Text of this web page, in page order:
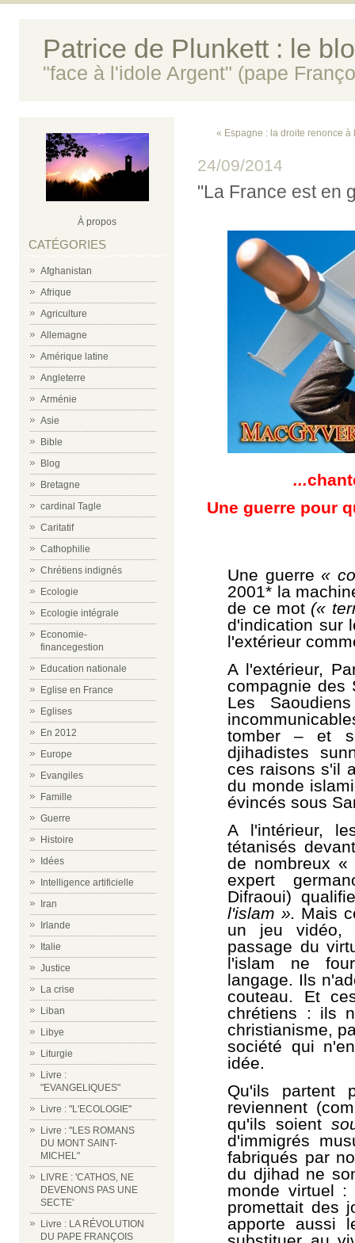
Patrice de Plunkett : le
"face à l'idole Argent" (pape
À propos
CATÉGORIES
Afghanistan
Afrique
Agriculture
Allemagne
Amérique latine
Angleterre
Arménie
Asie
Bible
Blog
Bretagne
cardinal Tagle
Caritatif
Cathophilie
Chrétiens indignés
Ecologie
Ecologie intégrale
Economie-
financegestion
Education nationale
Eglise en France
Eglises
En 2012
Europe
Evangiles
Famille
Guerre
Histoire
Idées
Intelligence artificielle
Iran
Irlande
Italie
Justice
La crise
Liban
Libye
Liturgie
Livre :
"EVANGELIQUES"
Livre : "L'ECOLOGIE"
Livre : "LES ROMANS
DU MONT SAINT-
MICHEL"
LIVRE : 'CATHOS, NE
DEVENONS PAS UNE
SECTE'
Livre : LA RÉVOLUTION
DU PAPE FRANÇOIS
« Espagne : la droite renonce à
24/09/2014
"La France est en
...
Une guerre pour
Une guerre« c
2001* la
de ce mot («
d'indication sur
l'extérieur
A l'extérieur,
compagnie des
Les
tomber – et
djihadistes
ces raisons s'il
du monde
évincés sous
A l'intérieur,
tétanisés
de nombreux «
expert
Difraoui)
l'islam ». Mais
un jeu vidéo,
passage du
l'islam ne
langage. Ils
couteau. Et
chrétiens : ils
christianisme,
société qui
idée.
Qu'ils partent
reviennent
qu'ils soient
d'immigrés
fabriqués par
du djihad ne
monde virtuel :
promettait des
apporte aussi